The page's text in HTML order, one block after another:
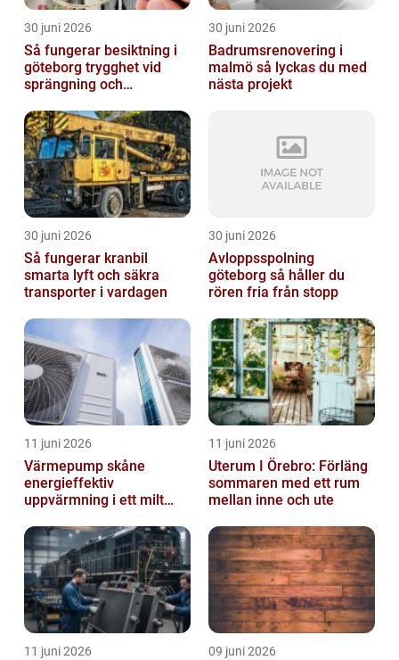
30 juni 2026
Så fungerar besiktning i
göteborg trygghet vid
sprängning och
30 juni 2026
Badrumsrenovering i
malmö så lyckas du med
nästa projekt
30 juni 2026
Så fungerar kranbil
smarta lyft och säkra
transporter i vardagen
30 juni 2026
Avloppsspolning
göteborg så håller du
rören fria från stopp
11 juni 2026
Värmepump skåne
energieffektiv
uppvärmning i ett milt
11 juni 2026
Uterum I Örebro: Förläng
sommaren med ett rum
mellan inne och ute
11 juni 2026 09 juni 2026